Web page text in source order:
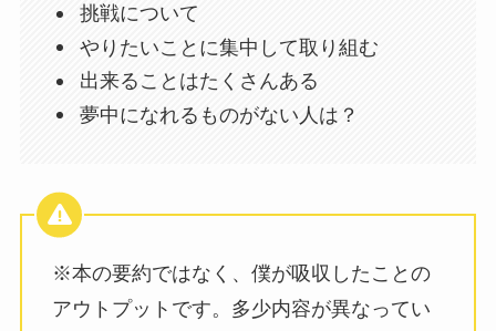
挑戦について
やりたいことに集中して取り組む
出来ることはたくさんある
夢中になれるものがない人は？
※本の要約ではなく、僕が吸収したことの
アウトプットです。多少内容が異なってい